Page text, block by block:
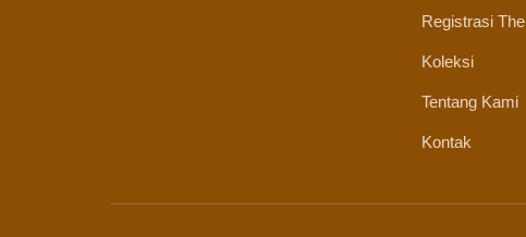
Registrasi
Koleksi
Tentang Kami
Kontak